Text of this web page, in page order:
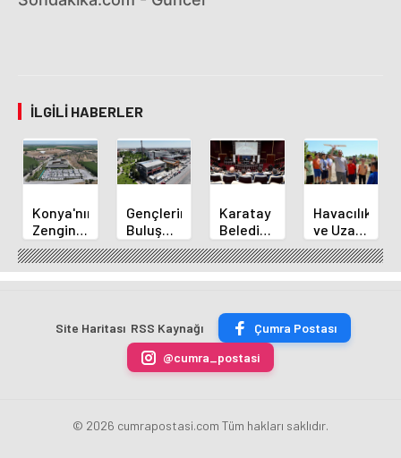
İLGILI HABERLER
Konya'nın
Zengin
Mutfağı
GastroFest'te
Tanıtılacak
Gençlerin
Buluşma
Noktası
Talha
Bayrakçı
Yükseliyor
Karatay
Belediye
Başkanı
Kılca
Yeni
Açıkladı
Havacılık
ve Uzay
Yaz
Kursu
Başladı
Site Haritası RSS Kaynağı
Çumra Postası
@cumra_postasi
© 2026 cumrapostasi.com Tüm hakları saklıdır.